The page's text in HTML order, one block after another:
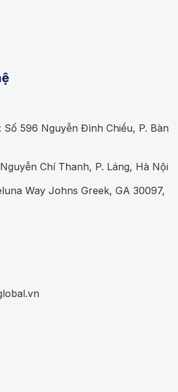
Số 596 Nguyễn Đình Chiểu, P. Bàn
Chí Thanh, P. Láng, Hà Nội
Way Johns Greek, GA 30097,